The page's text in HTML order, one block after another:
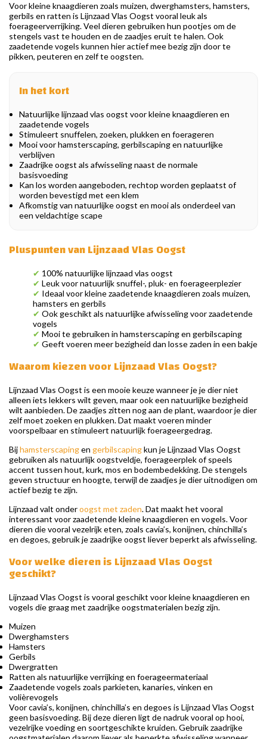
Voor kleine knaagdieren zoals muizen, dwerghamsters, hamsters,
gerbils en ratten is Lijnzaad Vlas Oogst vooral leuk als
foerageerverrijking. Veel dieren gebruiken hun pootjes om de
stengels vast te houden en de zaadjes eruit te halen. Ook
zaadetende vogels kunnen hier actief mee bezig zijn door te
pikken, peuteren en zelf te oogsten.
In het kort
Natuurlijke lijnzaad vlas oogst voor kleine knaagdieren en
zaadetende vogels
Stimuleert snuffelen, zoeken, plukken en foerageren
Mooi voor hamsterscaping, gerbilscaping en natuurlijke
verblijven
Zaadrijke oogst als afwisseling naast de normale
basisvoeding
Kan los worden aangeboden, rechtop worden geplaatst of
worden bevestigd met een klem
Afkomstig van natuurlijke oogst en mooi als onderdeel van
een veldachtige scape
Pluspunten van Lijnzaad Vlas Oogst
✔ 100% natuurlijke lijnzaad vlas oogst
✔ Leuk voor natuurlijk snuffel-, pluk- en foerageerplezier
✔ Ideaal voor kleine zaadetende knaagdieren zoals muizen,
hamsters en gerbils
✔ Ook geschikt als natuurlijke afwisseling voor zaadetende
vogels
✔ Mooi te gebruiken in hamsterscaping en gerbilscaping
✔ Geeft voeren meer bezigheid dan losse zaden in een bakje
Waarom kiezen voor Lijnzaad Vlas Oogst?
Lijnzaad Vlas Oogst is een mooie keuze wanneer je je dier niet
alleen iets lekkers wilt geven, maar ook een natuurlijke bezigheid
wilt aanbieden. De zaadjes zitten nog aan de plant, waardoor je dier
zelf moet zoeken en plukken. Dat maakt voeren minder
voorspelbaar en stimuleert natuurlijk foerageergedrag.
Bijhamsterscapingen gerbilscapingkun je Lijnzaad Vlas Oogst
gebruiken als natuurlijk oogstveldje, foerageerplek of speels
accent tussen hout, kurk, mos en bodembedekking. De stengels
geven structuur en hoogte, terwijl de zaadjes je dier uitnodigen om
actief bezig te zijn.
Lijnzaad valt onderoogst met zaden. Dat maakt het vooral
interessant voor zaadetende kleine knaagdieren en vogels. Voor
dieren die vooral vezelrijk eten, zoals cavia’s, konijnen, chinchilla’s
en degoes, gebruik je zaadrijke oogst liever beperkt als afwisseling.
Voor welke dieren is Lijnzaad Vlas Oogst
geschikt?
Lijnzaad Vlas Oogst is vooral geschikt voor kleine knaagdieren en
vogels die graag met zaadrijke oogstmaterialen bezig zijn.
Muizen
Dwerghamsters
Hamsters
Gerbils
Dwergratten
Ratten als natuurlijke verrijking en foerageermateriaal
Zaadetende vogels zoals parkieten, kanaries, vinken en
volièrevogels
Voor cavia’s, konijnen, chinchilla’s en degoes is Lijnzaad Vlas Oogst
geen basisvoeding. Bij deze dieren ligt de nadruk vooral op hooi,
vezelrijke voeding en soortgeschikte kruiden. Gebruik zaadrijke